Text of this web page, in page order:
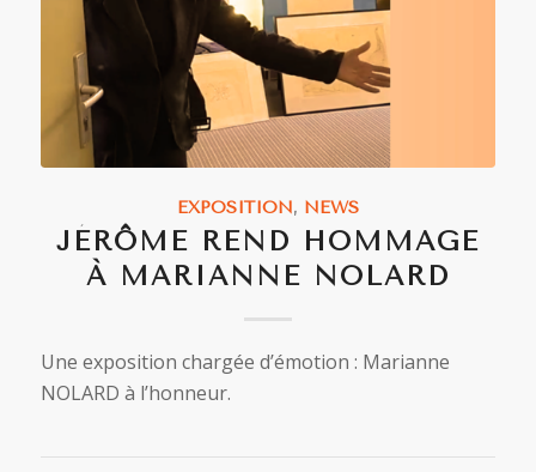
EXPOSITION, NEWS
JÉRÔME REND HOMMAGE
À MARIANNE NOLARD
Une exposition chargée d’émotion : Marianne
NOLARD à l’honneur.